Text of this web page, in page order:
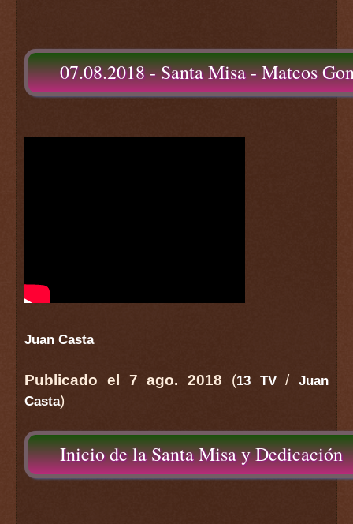
07.08.2018 - Santa Misa - Mateos
Juan Casta
Publicado el 7 ago. 2018 (13 TV/ Juan
Casta)
Inicio de la Santa Misa y Dedicación